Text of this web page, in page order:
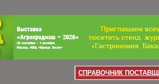
СПРАВОЧНИК